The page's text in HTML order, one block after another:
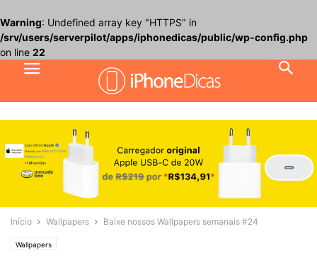
Warning: Undefined array key "HTTPS" in
/srv/users/serverpilot/apps/iphonedicas/public/wp-config.php
on line 22
Início Wallpapers Baixe nossos Wallpapers semanais #24
Wallpapers